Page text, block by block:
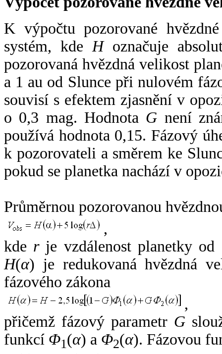
K výpočtu pozorované
systém, kde Hoznačuje
pozorovaná hvězdná velikost
a 1 au od Slunce při nulovém
souvisí s efektem zjasnění v
o 0,3 mag. Hodnota G není
používá hodnota 0,15. Fázový
k pozorovateli a směrem ke
pokud se planetka nachází v
Průměrnou pozorovanou
,
kde rje vzdálenost planetky od
H(α) je redukovaná hvězdná
fázového zákona
,
přičemž fázový parametr G
funkcí Φ1(α) a Φ2(α). Fázovou